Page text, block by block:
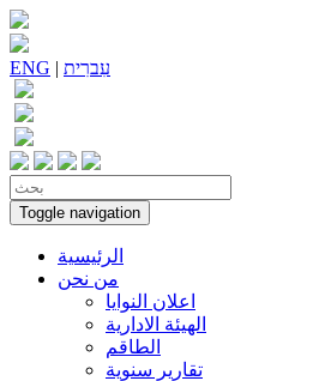
ENG | עִברִית
Toggle navigation
الرئيسية
من نحن
اعلان النوايا
الهيئة الادارية
الطاقم
تقارير سنوية